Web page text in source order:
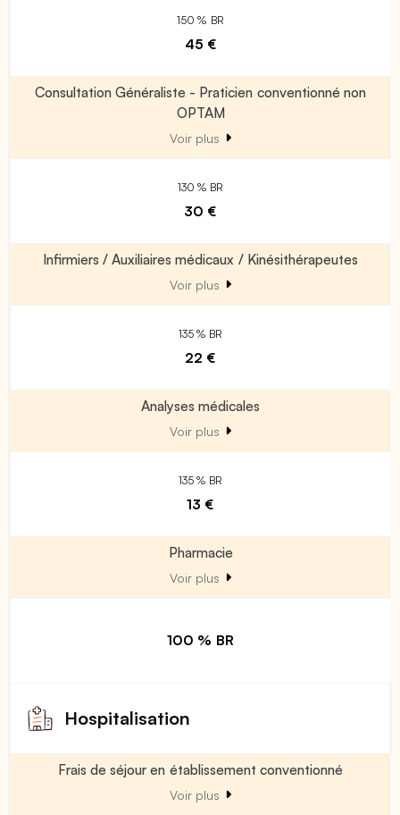
150 % BR
45 €
Consultation Généraliste - Praticien conventionné non
OPTAM
Voir plus
130 % BR
30 €
Infirmiers / Auxiliaires médicaux / Kinésithérapeutes
Voir plus
135 % BR
22 €
Analyses médicales
Voir plus
135 % BR
13 €
Pharmacie
Voir plus
100 % BR
Hospitalisation
Frais de séjour en établissement conventionné
Voir plus